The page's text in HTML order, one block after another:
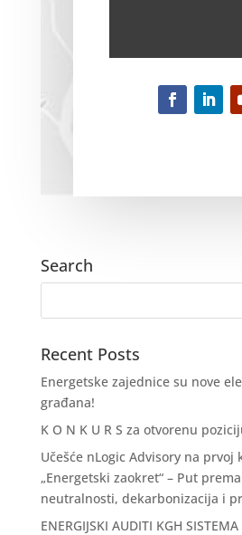
Search
Recent Posts
Energetske zajednice su nove
građana!
K O N K U R S za otvorenu
Učešće nLogic Advisory na prvoj
„Energetski zaokret“ – Put
neutralnosti, dekarbonizacija i
ENERGIJSKI AUDITI KGH